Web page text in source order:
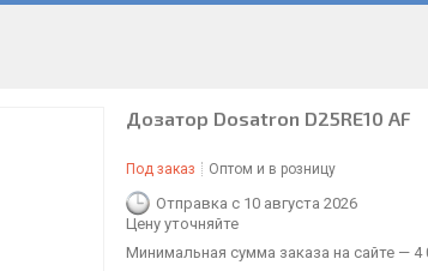
Дозатор Dosatron D25RE10 AF
Под заказ Оптом и в розницу
Отправка с 10 августа 2026
Цену уточняйте
Минимальная сумма заказа на сайте — 4